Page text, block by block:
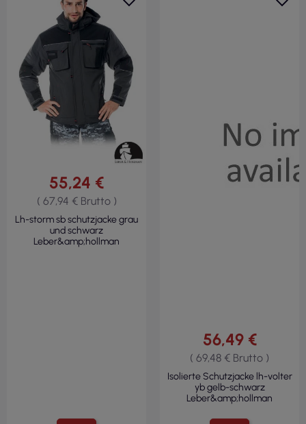
55,24 €
( 67,94 € Brutto )
Lh-storm sb schutzjacke grau
und schwarz
Leber&amp;hollman
56,49 €
( 69,48 € Brutto )
Isolierte Schutzjacke lh-volter
yb gelb-schwarz
Leber&amp;hollman